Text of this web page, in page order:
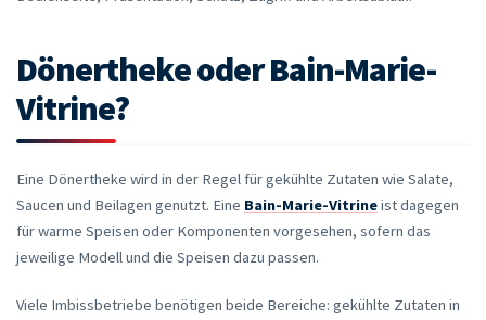
Dönertheke oder Bain-Marie-
Vitrine?
Eine Dönertheke wird in der Regel für gekühlte Zutaten wie Salate,
Saucen und Beilagen genutzt. Eine Bain-Marie-Vitrineist dagegen
für warme Speisen oder Komponenten vorgesehen, sofern das
jeweilige Modell und die Speisen dazu passen.
Viele Imbissbetriebe benötigen beide Bereiche: gekühlte Zutaten in